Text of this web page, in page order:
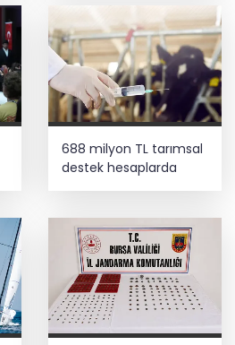
688 milyon TL tarımsal
destek hesaplarda